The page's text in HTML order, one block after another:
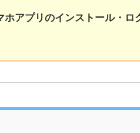
ホアプリのインストール・ロ